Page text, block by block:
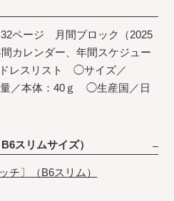
ページ 月間ブロック（2025
カレンダー、年間スケジュー
ドレスリスト ◯サイズ／
／本体：40ｇ ◯生産国／日
スリムサイズ）
チ〕（B6スリム）